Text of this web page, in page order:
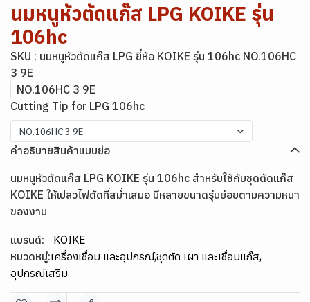
นมหนูหัวตัดแก๊ส LPG KOIKE รุ่น
106hc
SKU : นมหนูหัวตัดแก๊ส LPG ยี่ห้อ KOIKE รุ่น 106hc NO.106HC
3 9E
NO.106HC 3 9E
Cutting Tip for LPG 106hc
NO.106HC 3 9E
คำอธิบายสินค้าแบบย่อ
นมหนูหัวตัดแก๊ส LPG KOIKE รุ่น 106hc สำหรับใช้กับชุดตัดแก๊ส
KOIKE ให้เปลวไฟตัดที่สม่ำเสมอ มีหลายขนาดรุ่นย่อยตามความหนา
ของงาน
แบรนด์:
KOIKE
หมวดหมู่:เครื่องเชื่อม และอุปกรณ์,ชุดตัด เผา และเชื่อมแก๊ส,
อุปกรณ์เสริม